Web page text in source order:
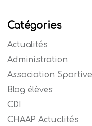
Catégories
Actualités
Administration
Association Sportive
Blog élèves
CDI
CHAAP Actualités